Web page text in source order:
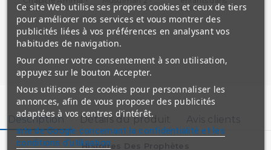
Rose...
l'islam...
Description Détails du produit
Histoires Des Prophètes
Ce site Web utilise ses propres cookies et ceux de tiers
pour améliorer nos services et vous montrer des
publicités liées à vos préférences en analysant vos
habitudes de navigation.
Pour donner votre consentement à son utilisation,
appuyez sur le bouton Accepter.
Nous utilisons des cookies pour personnaliser les
annonces, afin de vous proposer des publicités
adaptées à vos centres d'intérêt.
site de Google concernant la confidentialité et les
conditions d'utilisation